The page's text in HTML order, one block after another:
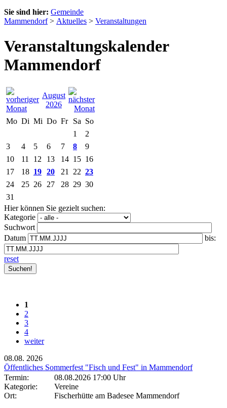
Sie sind hier: Gemeinde
Mammendorf> Aktuelles > Veranstaltungen
Veranstaltungskalender
Mammendorf
August
2026
Mo Di Mi Do Fr Sa So
1
2
3
4 5 6 7 8
9
10
11 12 13 14 15 16
17
18 19 20 21 22 23
24
25 26 27 28 29 30
31
Hier können Sie gezielt suchen:
Kategorie
Suchwort
Datum
bis:
reset
1
2
3
4
weiter
08.08. 2026
Öffentliches Sommerfest "Fisch und Fest" in Mammendorf
Termin:
08.08.2026 17:00 Uhr
Kategorie:
Vereine
Ort:
Fischerhütte am Badesee Mammendorf